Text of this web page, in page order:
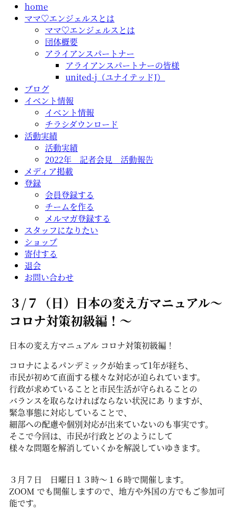
home
ママ♡エンジェルスとは
ママ♡エンジェルスとは
団体概要
アライアンスパートナー
アライアンスパートナーの皆様
united-j（ユナイテッドJ）
ブログ
イベント情報
イベント情報
チラシダウンロード
活動実績
活動実績
2022年 記者会見 活動報告
メディア掲載
登録
会員登録する
チームを作る
メルマガ登録する
スタッフになりたい
ショップ
寄付する
退会
お問い合わせ
３/７（日）日本の変え方マニュアル～
コロナ対策初級編！～
日本の変え方マニュアル コロナ対策初級編！
コロナによるパンデミックが始まって1年が経ち、
市民が初めて直面する様々な対応が迫られています。
行政が求めていることと市民生活が守られることの
バランスを取らなければならない状況にあ りますが、
緊急事態に対応していることで、
細部への配慮や個別対応が出来ていないのも事実です。
そこで今回は、市民が行政とどのようにして
様々な問題を解消していくかを解説していゆきます。
３月７日 日曜日１３時～１６時で開催します。
ZOOM でも開催しますので、地方や外国の方でもご参加可
能です。